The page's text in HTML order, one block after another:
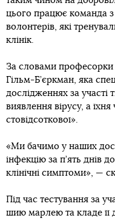
цього працює команда з
волонтерів, які
клінік.
За словами професорки
Гільм-Б’єркман, яка
дослідженнях за участі
виявлення вірусу, а
стовідсоткової».
«Ми бачимо у наших
інфекцію за п’ять днів
клінічні симптоми», —
Під час тестування за
шию марлею та кладе її